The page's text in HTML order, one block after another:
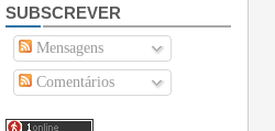
SUBSCREVER
Mensagens
Comentários